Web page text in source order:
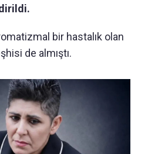
bir hastalık olan
de almıştı.